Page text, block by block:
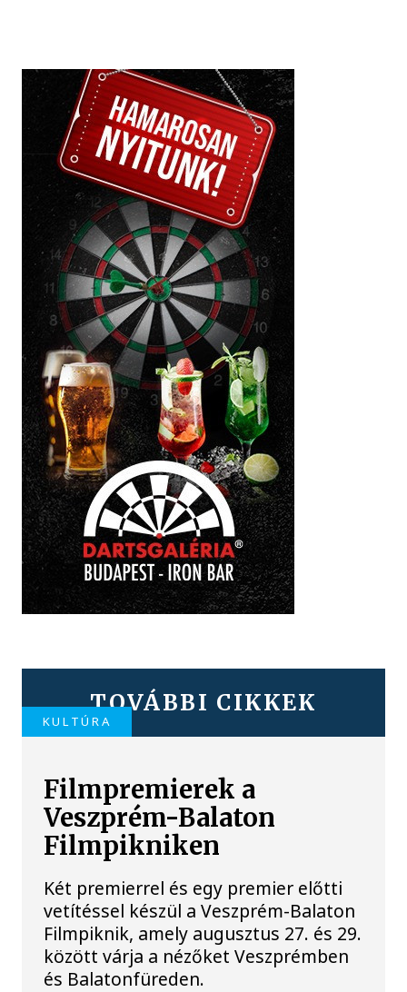
TOVÁBBI CIKKEK
KULTÚRA
Filmpremierek a
Veszprém-Balaton
Filmpikniken
Két premierrel és egy premier előtti
vetítéssel készül a Veszprém-Balaton
Filmpiknik, amely augusztus 27. és 29.
között várja a nézőket Veszprémben
és Balatonfüreden.